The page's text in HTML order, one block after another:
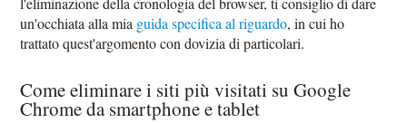
un'occhiata alla mia guida specifica al riguardo, in cui ho
trattato quest'argomento con dovizia di particolari.
Come eliminare i siti più visitati su Google
Chrome da smartphone e tablet